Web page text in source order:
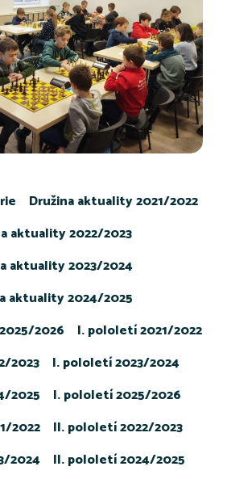
Družina aktuality 2021/2022
aktuality 2022/2023
aktuality 2023/2024
aktuality 2024/2025
2026
I. pololetí 2021/2022
2023
I. pololetí 2023/2024
2025
I. pololetí 2025/2026
2022
II. pololetí 2022/2023
2024
II. pololetí 2024/2025